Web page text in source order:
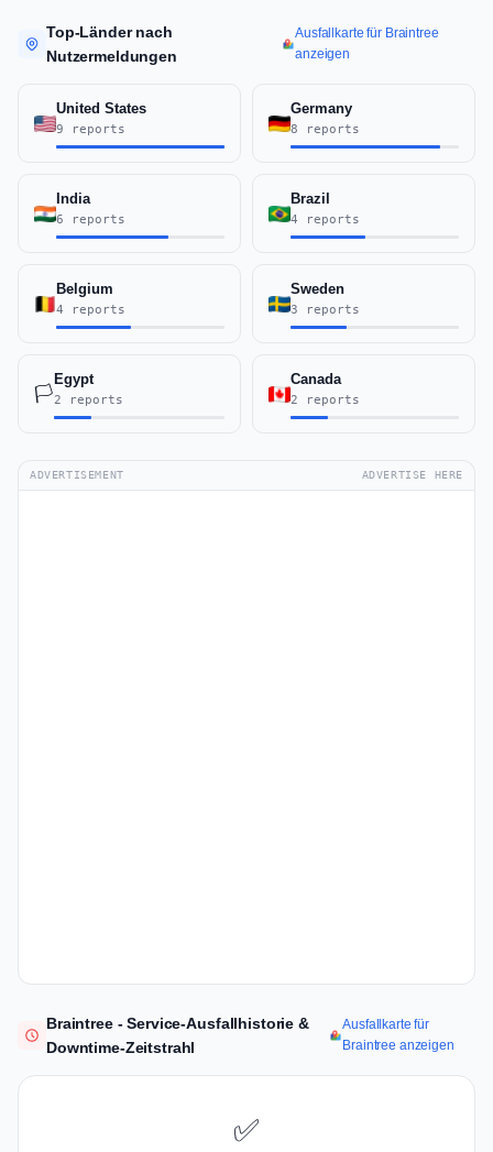
Top-Länder nach
Nutzermeldungen
Ausfallkarte für Braintree
anzeigen
United States
9 reports
Germany
8 reports
India
6 reports
Brazil
4 reports
Belgium
4 reports
Sweden
3 reports
🏳️
Egypt
2 reports
Canada
2 reports
ADVERTISEMENT ADVERTISE HERE
Braintree - Service-Ausfallhistorie &
Downtime-Zeitstrahl
Ausfallkarte für
Braintree anzeigen
✅